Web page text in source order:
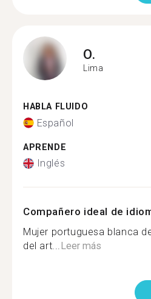
O.
Lima
HABLA FLUIDO
Español
APRENDE
Inglés
Compañero ideal de
Mujer portuguesa blanca
del art...Leer más